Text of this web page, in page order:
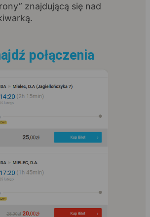
znajdującą się nad
połączenia